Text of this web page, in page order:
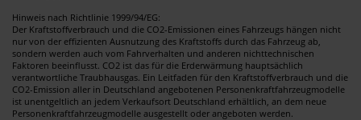
Hinweis nach Richtlinie 1999/94/EG:
Der Kraftstoffverbrauch und die CO2-Emissionen eines Fahrzeugs hängen nicht
nur von der effizienten Ausnutzung des Kraftstoffs durch das Fahrzeug ab,
sondern werden auch vom Fahrverhalten und anderen nichttechnischen
Faktoren beeinflusst. CO2 ist das für die Erderwärmung hauptsächlich
verantwortliche Traubhausgas. Ein Leitfaden für den Kraftstoffverbrauch und die
CO2-Emission aller in Deutschland angebotenen Personenkraftfahrzeugmodelle
ist unentgeltlich an jedem Verkaufsort Deutschland erhältlich, an dem neue
Personenkraftfahrzeugmodelle ausgestellt oder angeboten werden.